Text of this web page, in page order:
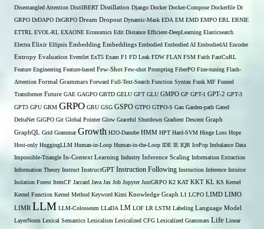
Disentangled Attention DistilBERT Distillation Django Docker Docker-Compose Dockerfile Dr
GRPO DrDAPO DrGRPO Dream Dropout Dynamic-Mask EDA EM EMD EMPO ERL ERNIE
ETTRL EVOL-RL EXAONE Economics Edit Distance Efficient-DeepLearning Elasticsearch
Electra Elixir Ellipsis Embedding Embeddings Embodied Embodied AI EmbodiedAI Encoder
Entropy Evaluation Eventlet ExT5 Exam F1 FD Leak FDW FLAN FSM Faith FastCuRL
Feature Engineering Feature-based Few-Shot Few-shot Prompting FiberPO Fine-tuning Flash-
Attention Formal Grammars Forward Full-Text-Search Function Syntax Funk MF Funnel
Transformer Future GAE GAGPO GBTD GELU GFT GLU GMPO GP GPT-1 GPT-2 GPT-3
GPT3 GPU GRM GRPO GRU GSG GSPO GTPO GTPO-S Gan Garden-path Gated
DeltaNet GiGPO Git Global Pointer Glow Graceful Shutdown Gradient Descent Graph
GraphQL Grid Grammar Growth H2O-Danube HMM HPT Hard-SVM Hinge Loss Hope
Host-only HuggingLLM Human-in-Loop Human-in-the-Loop IDE IE IQR IcePop Imbalance Data
Impossible-Triangle In-Context Learning Industry Inference Scaling Information Extraction
Information Theory Instruct InstructGPT Instruction Following Instruction Inference Intuitor
Isolation Forest ItemCF Jaccard Java Jax Job Jupyter JustGRPO K2 KAT KKT KL KS Kernel
Kernel Function Kernel Method Keyword Kimi Knowledge Graph L1 LCPO LIMD LIMO
LIMR LLM LLM-Colosseum LLaDA LM LOF LR LSTM Labeling Language Model
LayerNorm Lexical Semantics Lexicalism Lexicalized CFG Lexicalized Grammars Life Linear